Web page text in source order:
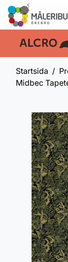
En del av:
Startsida
Midbec